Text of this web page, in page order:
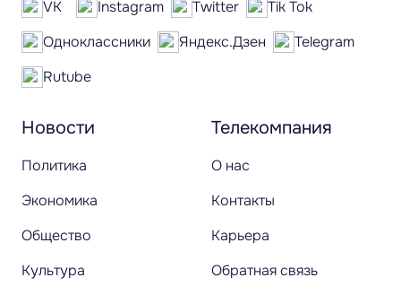
Новости
Политика
Экономика
Общество
Культура
Телекомпания
О нас
Контакты
Карьера
Обратная связь
VK Instagram Twitter
Tik Tok
Одноклассники
Яндекс.Дзен
Telegram
Rutube